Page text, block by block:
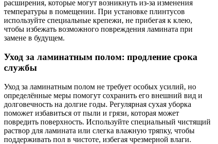
расширения, которые могут возникнуть из-за изменения
температуры в помещении. При установке плинтусов
используйте специальные крепежи, не прибегая к клею,
чтобы избежать возможного повреждения ламината при
замене в будущем.
Уход за ламинатным полом: продление срока
службы
Уход за ламинатным полом не требует особых усилий, но
определённые меры помогут сохранить его внешний вид и
долговечность на долгие годы. Регулярная сухая уборка
поможет избавиться от пыли и грязи, которая может
повредить поверхность. Используйте специальный чистящий
раствор для ламината или слегка влажную тряпку, чтобы
поддерживать пол в чистоте, избегая чрезмерной влаги.